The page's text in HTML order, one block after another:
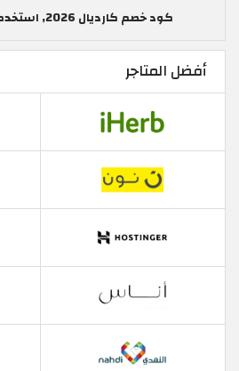
كود خصم كارديال 2026, استخدم كود خصم MH21
أفضل المتاجر